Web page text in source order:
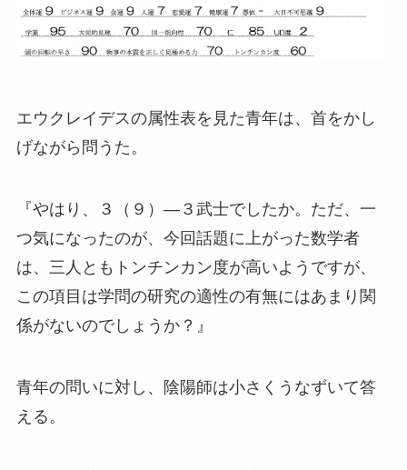
エウクレイデスの属性表を見た青年は、首をかし
げながら問うた。
『やはり、３（９）―３武士でしたか。ただ、一
つ気になったのが、今回話題に上がった数学者
は、三人ともトンチンカン度が高いようですが、
この項目は学問の研究の適性の有無にはあまり関
係がないのでしょうか？』
青年の問いに対し、陰陽師は小さくうなずいて答
える。